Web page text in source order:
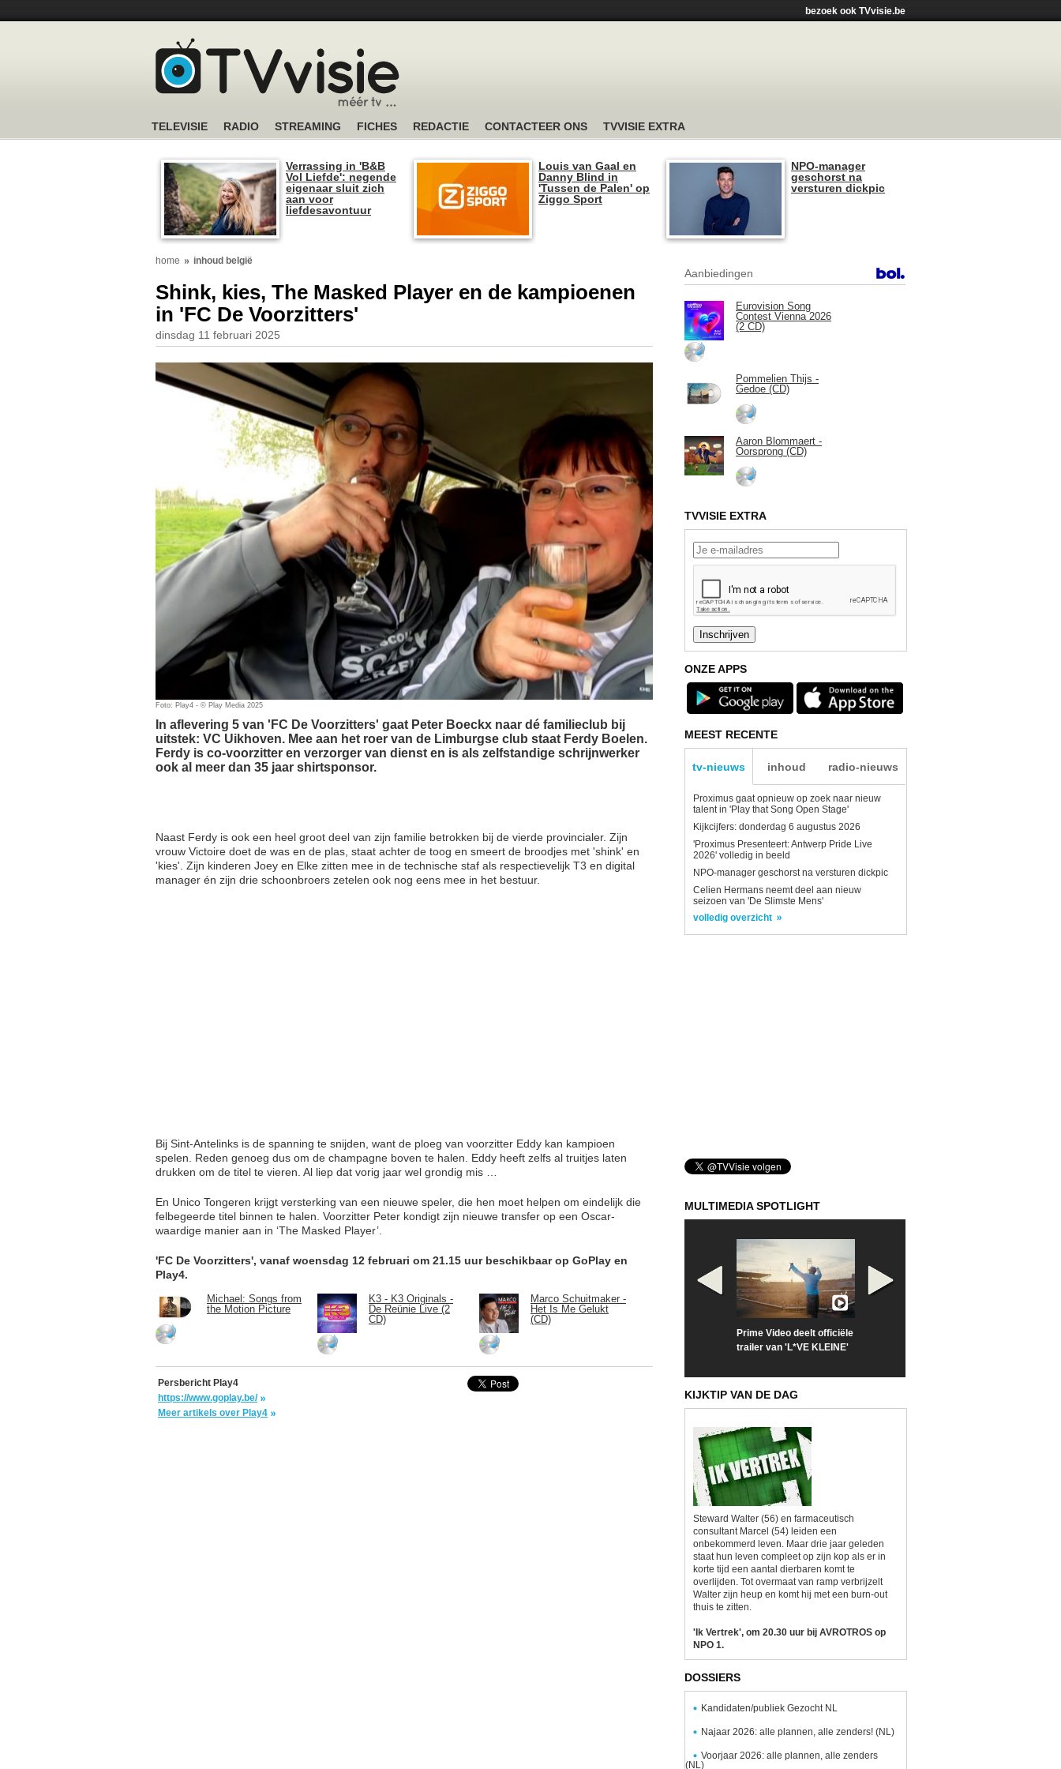
bezoek ook TVvisie.be
TELEVISIE RADIO STREAMING FICHES REDACTIE CONTACTEER ONS TVVISIE EXTRA
Verrassing in 'B&B
Vol Liefde': negende
eigenaar sluit zich
aan voor
liefdesavontuur
Louis van Gaal en
Danny Blind in
'Tussen de Palen' op
Ziggo Sport
NPO-manager
geschorst na
versturen dickpic
home inhoud belgië
Shink, kies, The Masked Player en de kampioenen
in 'FC De Voorzitters'
dinsdag 11 februari 2025
Foto: Play4 - © Play Media 2025
In aflevering 5 van 'FC De Voorzitters' gaat Peter Boeckx naar dé familieclub bij
uitstek: VC Uikhoven. Mee aan het roer van de Limburgse club staat Ferdy Boelen.
Ferdy is co-voorzitter en verzorger van dienst en is als zelfstandige schrijnwerker
ook al meer dan 35 jaar shirtsponsor.
Naast Ferdy is ook een heel groot deel van zijn familie betrokken bij de vierde provincialer. Zijn
vrouw Victoire doet de was en de plas, staat achter de toog en smeert de broodjes met 'shink' en
'kies'. Zijn kinderen Joey en Elke zitten mee in de technische staf als respectievelijk T3 en digital
manager én zijn drie schoonbroers zetelen ook nog eens mee in het bestuur.
Bij Sint-Antelinks is de spanning te snijden, want de ploeg van voorzitter Eddy kan kampioen
spelen. Reden genoeg dus om de champagne boven te halen. Eddy heeft zelfs al truitjes laten
drukken om de titel te vieren. Al liep dat vorig jaar wel grondig mis …
En Unico Tongeren krijgt versterking van een nieuwe speler, die hen moet helpen om eindelijk die
felbegeerde titel binnen te halen. Voorzitter Peter kondigt zijn nieuwe transfer op een Oscar-
waardige manier aan in ‘The Masked Player’.
'FC De Voorzitters', vanaf woensdag 12 februari om 21.15 uur beschikbaar op GoPlay en
Play4.
Michael: Songs from
the Motion Picture
K3 - K3 Originals -
De Reünie Live (2
CD)
Marco Schuitmaker -
Het Is Me Gelukt
(CD)
Persbericht Play4
https://www.goplay.be/
Meer artikels over Play4
Aanbiedingen
Eurovision Song
Contest Vienna 2026
(2 CD)
Pommelien Thijs -
Gedoe (CD)
Aaron Blommaert -
Oorsprong (CD)
TVVISIE EXTRA
ONZE APPS
MEEST RECENTE
tv-nieuws inhoud radio-nieuws
Proximus gaat opnieuw op zoek naar nieuw
talent in 'Play that Song Open Stage'
Kijkcijfers: donderdag 6 augustus 2026
'Proximus Presenteert: Antwerp Pride Live
2026' volledig in beeld
NPO-manager geschorst na versturen dickpic
Celien Hermans neemt deel aan nieuw
seizoen van 'De Slimste Mens'
volledig overzicht
MULTIMEDIA SPOTLIGHT
Prime Video deelt officiële
trailer van 'L*VE KLEINE'
KIJKTIP VAN DE DAG
Steward Walter (56) en farmaceutisch
consultant Marcel (54) leiden een
onbekommerd leven. Maar drie jaar geleden
staat hun leven compleet op zijn kop als er in
korte tijd een aantal dierbaren komt te
overlijden. Tot overmaat van ramp verbrijzelt
Walter zijn heup en komt hij met een burn-out
thuis te zitten.
'Ik Vertrek', om 20.30 uur bij AVROTROS op
NPO 1.
DOSSIERS
Kandidaten/publiek Gezocht NL
Najaar 2026: alle plannen, alle zenders! (NL)
Voorjaar 2026: alle plannen, alle zenders
(NL)